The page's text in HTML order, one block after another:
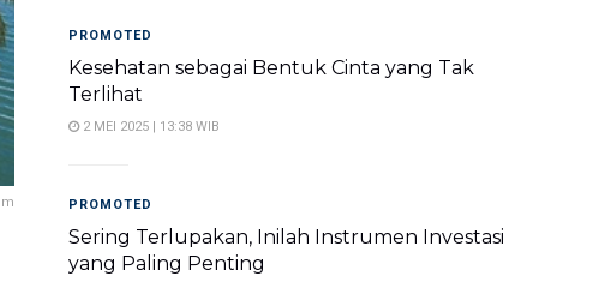
PROMOTED
Kesehatan sebagai Bentuk Cinta yang Tak
Terlihat
2 MEI 2025 | 13:38 WIB
PROMOTED
Sering Terlupakan, Inilah Instrumen Investasi
yang Paling Penting